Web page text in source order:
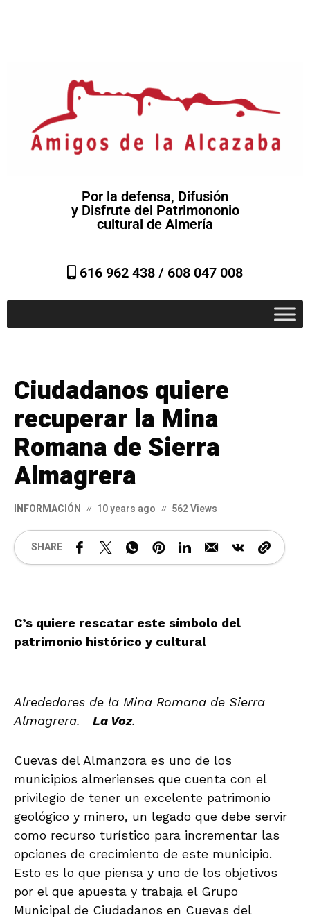
Por la defensa, Difusión
y Disfrute del Patrimononio
cultural de Almería
616 962 438 / 608 047 008
Ciudadanos quiere
recuperar la Mina
Romana de Sierra
Almagrera
INFORMACIÓN 10 years ago 562 Views
SHARE
C’s quiere rescatar este símbolo del
patrimonio histórico y cultural
Alrededores de la Mina Romana de Sierra
Almagrera. La Voz.
Cuevas del Almanzora es uno de los
municipios almerienses que cuenta con el
privilegio de tener un excelente patrimonio
geológico y minero, un legado que debe servir
como recurso turístico para incrementar las
opciones de crecimiento de este municipio.
Esto es lo que piensa y uno de los objetivos
por el que apuesta y trabaja el Grupo
Municipal de Ciudadanos en Cuevas del